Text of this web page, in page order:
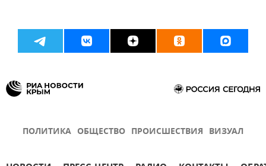
ПОЛИТИКА ОБЩЕСТВО ПРОИСШЕСТВИЯ ВИЗУАЛ